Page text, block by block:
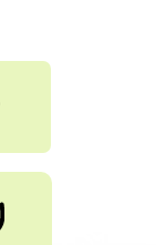
。
もっと見る